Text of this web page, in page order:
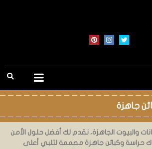
جاهزة
والبيوت الجاهزة، نقدم لك أفضل حلول الأمن
حراسة وكبائن جاهزة مصممة لتلبي أعلى